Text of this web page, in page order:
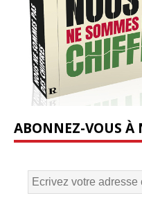
ABONNEZ-VOUS À